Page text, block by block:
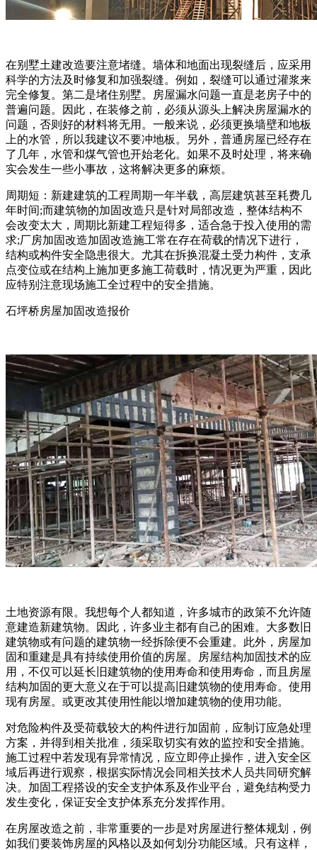
在别墅土建改造要注意堵缝。墙体和地面出现裂缝后，应采用
科学的方法及时修复和加强裂缝。例如，裂缝可以通过灌浆来
完全修复。第二是堵住别墅。房屋漏水问题一直是老房子中的
普遍问题。因此，在装修之前，必须从源头上解决房屋漏水的
问题，否则好的材料将无用。一般来说，必须更换墙壁和地板
上的水管，所以我建议不要冲地板。另外，普通房屋已经存在
了几年，水管和煤气管也开始老化。如果不及时处理，将来确
实会发生一些小事故，这将解决更多的麻烦。
周期短：新建建筑的工程周期一年半载，高层建筑甚至耗费几
年时间;而建筑物的加固改造只是针对局部改造，整体结构不
会改变太大，周期比新建工程短得多，适合急于投入使用的需
求;厂房加固改造加固改造施工常在存在荷载的情况下进行，
结构或构件安全隐患很大。尤其在拆换混凝土受力构件，支承
点变位或在结构上施加更多施工荷载时，情况更为严重，因此
应特别注意现场施工全过程中的安全措施。
石坪桥房屋加固改造报价
土地资源有限。我想每个人都知道，许多城市的政策不允许随
意建造新建筑物。因此，许多业主都有自己的困难。大多数旧
建筑物或有问题的建筑物一经拆除便不会重建。此外，房屋加
固和重建是具有持续使用价值的房屋。房屋结构加固技术的应
用，不仅可以延长旧建筑物的使用寿命和使用寿命，而且房屋
结构加固的更大意义在于可以提高旧建筑物的使用寿命。使用
现有房屋。或更改其使用性能以增加建筑物的使用功能。
对危险构件及受荷载较大的构件进行加固前，应制订应急处理
方案，并得到相关批准，须采取切实有效的监控和安全措施。
施工过程中若发现有异常情况，应立即停止操作，进入安全区
域后再进行观察，根据实际情况会同相关技术人员共同研究解
决。加固工程搭设的安全支护体系及作业平台，避免结构受力
发生变化，保证安全支护体系充分发挥作用。
在房屋改造之前，非常重要的一步是对房屋进行整体规划，例
如我们要装饰房屋的风格以及如何划分功能区域。只有这样，